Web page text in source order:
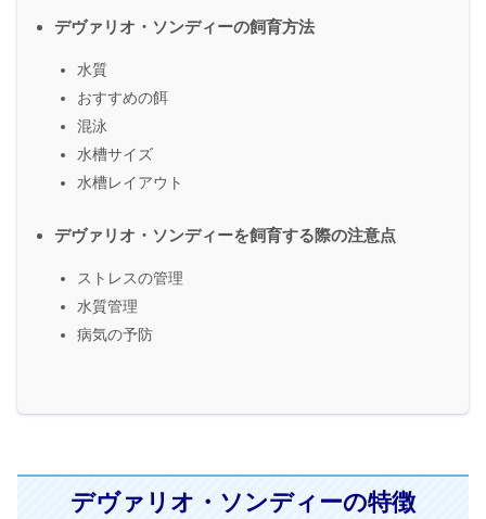
デヴァリオ・ソンディーの飼育方法
水質
おすすめの餌
混泳
水槽サイズ
水槽レイアウト
デヴァリオ・ソンディーを飼育する際の注意点
ストレスの管理
水質管理
病気の予防
デヴァリオ・ソンディーの特徴